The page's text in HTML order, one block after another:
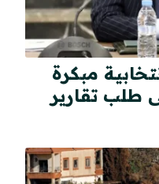
مبكرة
طلب تقارير